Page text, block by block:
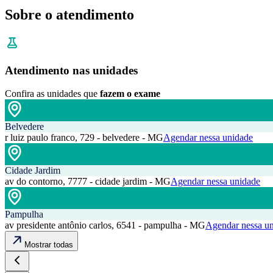
Sobre o atendimento
Atendimento nas unidades
Confira as unidades que fazem o exame
Belvedere
r luiz paulo franco, 729 - belvedere - MGAgendar nessa unidade
Cidade Jardim
av do contorno, 7777 - cidade jardim - MGAgendar nessa unidade
Pampulha
av presidente antônio carlos, 6541 - pampulha - MGAgendar nessa
Mostrar todas